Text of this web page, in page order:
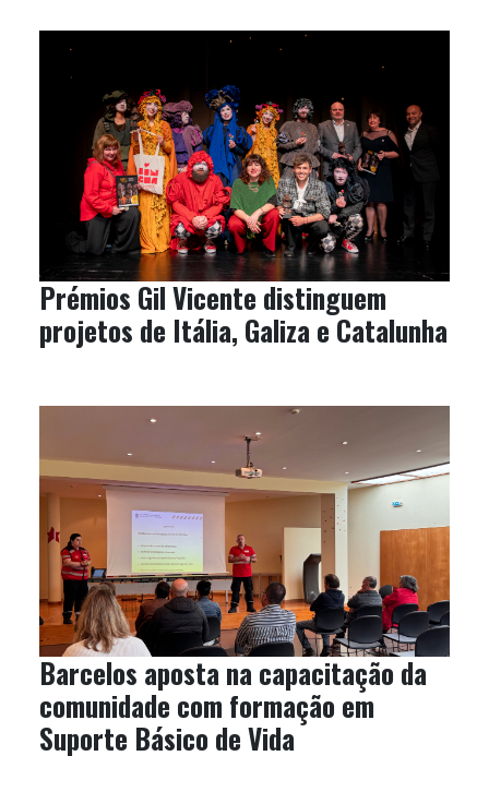
Prémios Gil Vicente distinguem
projetos de Itália, Galiza e Catalunha
Barcelos aposta na capacitação da
comunidade com formação em
Suporte Básico de Vida